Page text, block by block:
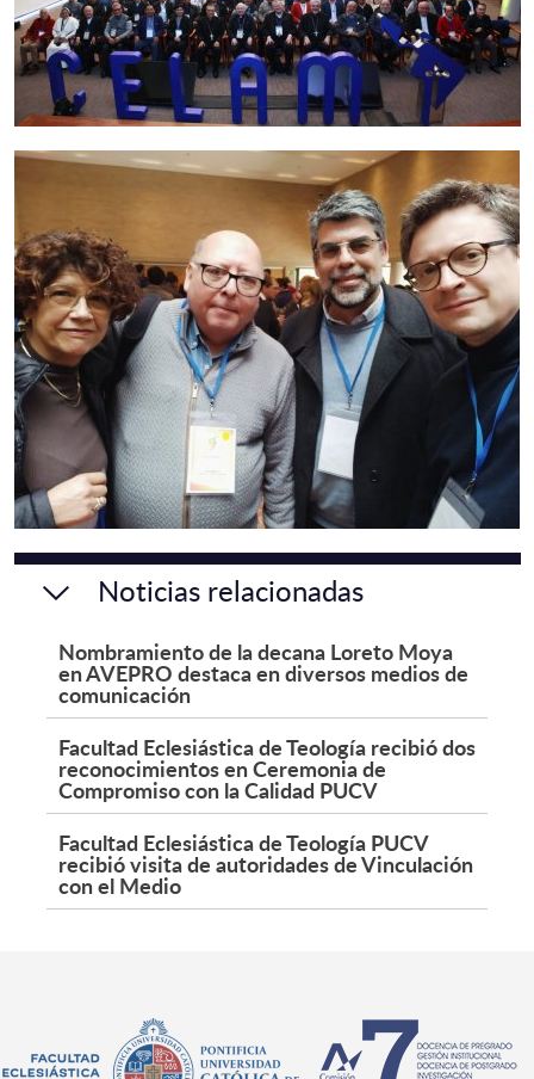
Noticias relacionadas
Nombramiento de la decana Loreto Moya
en AVEPRO destaca en diversos medios de
comunicación
Facultad Eclesiástica de Teología recibió dos
reconocimientos en Ceremonia de
Compromiso con la Calidad PUCV
Facultad Eclesiástica de Teología PUCV
recibió visita de autoridades de Vinculación
con el Medio